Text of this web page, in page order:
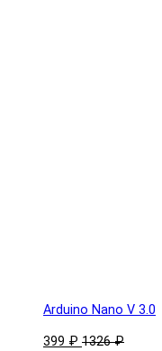
Arduino Nano V 3.0
399 ₽ 1326 ₽